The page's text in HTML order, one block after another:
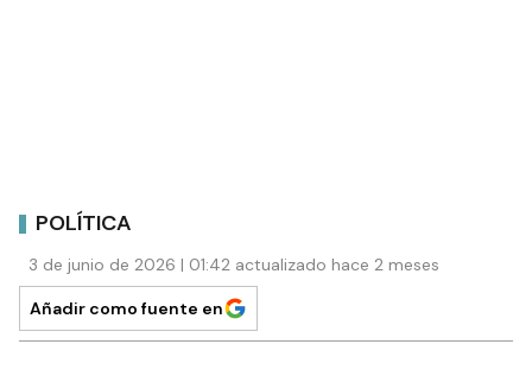
POLÍTICA
3 de junio de 2026 | 01:42 actualizado hace 2 meses
Añadir como fuente en